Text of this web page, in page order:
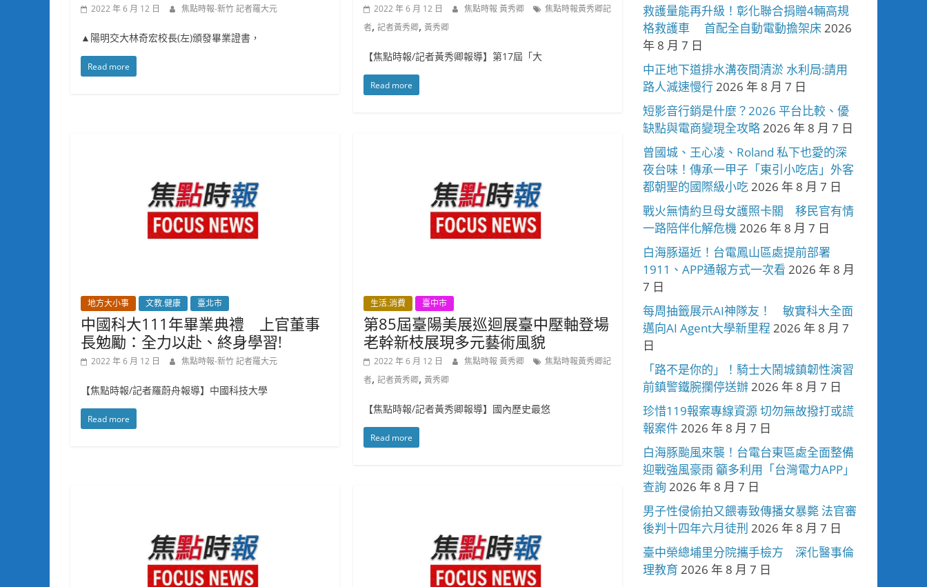
2022 年 6 月 12 日 焦點時報-新竹 記者羅大元
▲陽明交大林奇宏校長(左)頒發畢業證書，
Read more
2022 年 6 月 12 日 焦點時報 黃秀卿
焦點時報黃秀卿記
者,記者黃秀卿,黃秀卿
【焦點時報/記者黃秀卿報導】第17屆「大
Read more
地方大小事 文教.健康 臺北市
中國科大111年畢業典禮 上官董事
長勉勵：全力以赴、終身學習!
2022 年 6 月 12 日 焦點時報-新竹 記者羅大元
【焦點時報/記者羅蔚舟報導】中國科技大學
Read more
生活.消費 臺中市
第85屆臺陽美展巡迴展臺中壓軸登場
老幹新枝展現多元藝術風貌
2022 年 6 月 12 日 焦點時報 黃秀卿
焦點時報黃秀卿記
者,記者黃秀卿,黃秀卿
【焦點時報/記者黃秀卿報導】國內歷史最悠
Read more
救護量能再升級！彰化聯合捐贈4輛高規
格救護車 首配全自動電動擔架床2026
年 8 月 7 日
中正地下道排水溝夜間清淤 水利局:請用
路人減速慢行2026 年 8 月 7 日
短影音行銷是什麼？2026 平台比較、優
缺點與電商變現全攻略2026 年 8 月 7 日
曾國城、王心凌、Roland 私下也愛的深
夜台味！傳承一甲子「東引小吃店」外客
都朝聖的國際級小吃2026 年 8 月 7 日
戰火無情約旦母女護照卡關 移民官有情
一路陪伴化解危機2026 年 8 月 7 日
白海豚逼近！台電鳳山區處提前部署
1911、APP通報方式一次看 2026 年 8 月
7 日
每周抽籤展示AI神隊友！ 敏實科大全面
邁向AI Agent大學新里程 2026 年 8 月 7
日
「路不是你的」！騎士大鬧城鎮韌性演習
前鎮警鐵腕攔停送辦2026 年 8 月 7 日
珍惜119報案專線資源 切勿無故撥打或謊
報案件2026 年 8 月 7 日
白海豚颱風來襲！台電台東區處全面整備
迎戰強風豪雨 籲多利用「台灣電力APP」
查詢 2026 年 8 月 7 日
男子性侵偷拍又餵毒致傳播女暴斃 法官審
後判十四年六月徒刑 2026 年 8 月 7 日
臺中榮總埔里分院攜手檢方 深化醫事倫
理教育 2026 年 8 月 7 日